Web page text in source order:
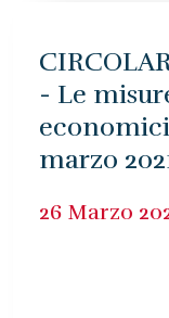
- Le
marzo
26 Marzo